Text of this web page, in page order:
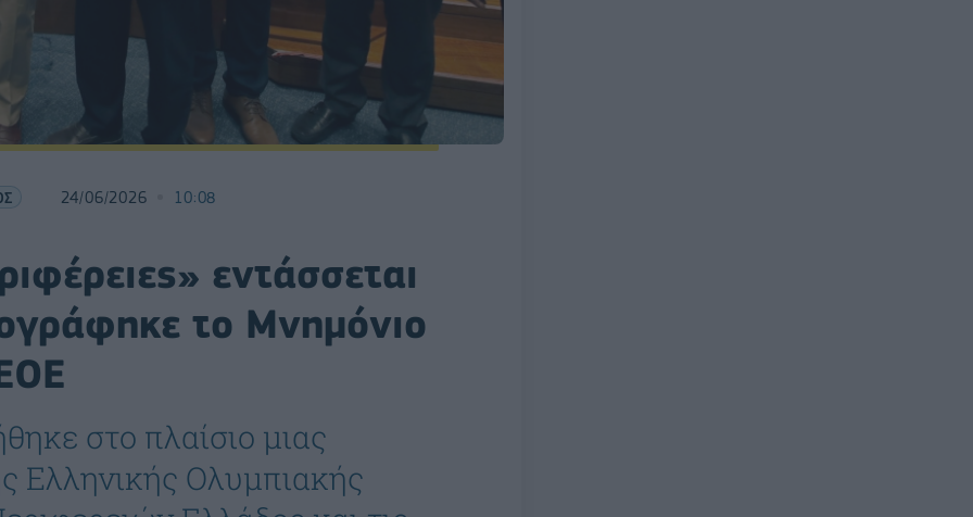
24/06/2026 10:08
εντάσσεται
το Μνημόνιο
στο πλαίσιο μιας
Ελληνικής Ολυμπιακής